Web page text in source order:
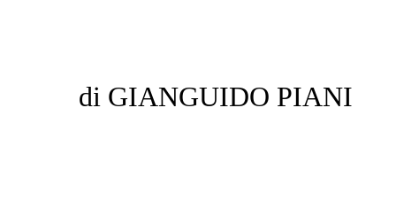
di GIANGUIDO PIANI